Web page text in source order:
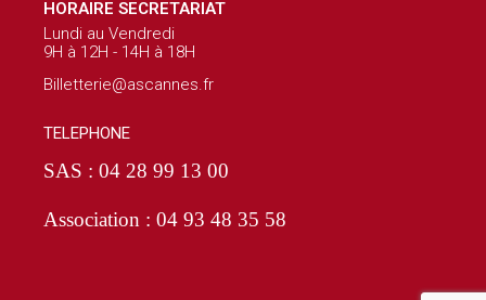
HORAIRE SECRETARIAT
Lundi au Vendredi
9H à 12H - 14H à 18H
Billetterie@ascannes.fr
TELEPHONE
SAS : 04 28 99 13 00
Association : 04 93 48 35 58